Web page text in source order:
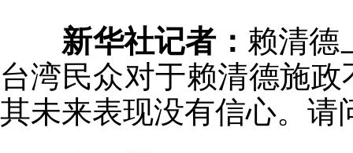
新华社记者： 赖清德
台湾民众对于赖清德施
其未来表现没有信心。请